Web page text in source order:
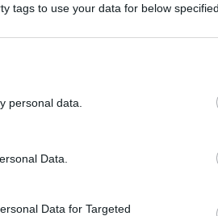
tags to use your data for below
personal data.
Data.
Data for Targeted